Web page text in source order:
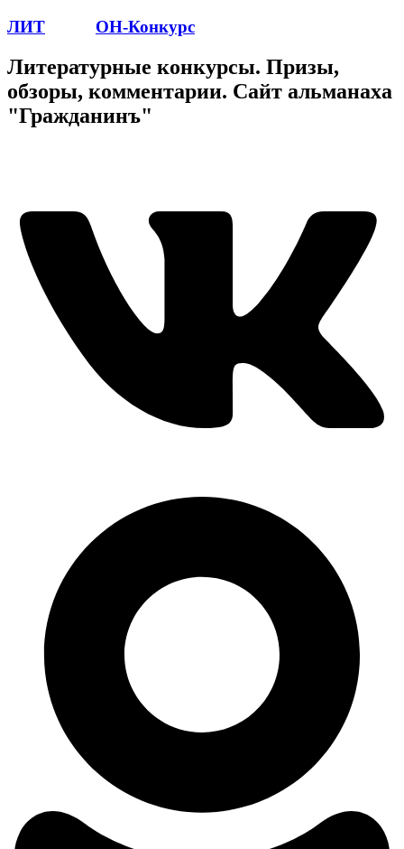
ЛИТ ОН-Конкурс
Литературные конкурсы. Призы,
обзоры, комментарии. Сайт альманаха
"Гражданинъ"